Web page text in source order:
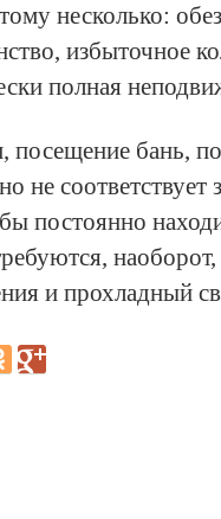
несколько:
избыточное
полная
бань,
не
постоянно
и прохладный